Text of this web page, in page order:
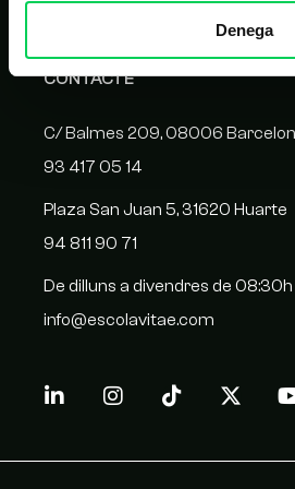
Denega
CONTACTE
C/ Balmes 209, 08006
93 417 05 14
Plaza San Juan 5, 31620 Huarte
94 811 90 71
De dilluns a divendres de 08:30h
info@escolavitae.com